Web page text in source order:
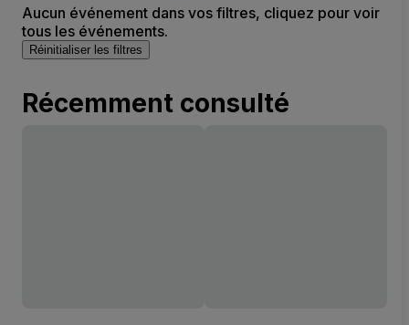
Aucun événement dans vos filtres, cliquez pour voir
tous les événements.
Réinitialiser les filtres
Récemment consulté